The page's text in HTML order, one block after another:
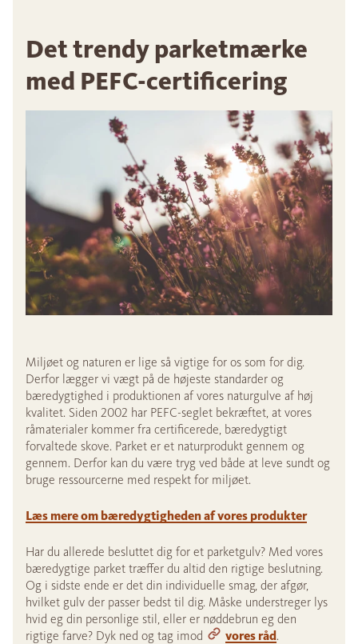
Det trendy parketmærke
med PEFC-certificering
Miljøet og naturen er lige så vigtige for os som for dig.
Derfor lægger vi vægt på de højeste standarder og
bæredygtighed i produktionen af vores naturgulve af høj
kvalitet. Siden 2002 har PEFC-seglet bekræftet, at vores
råmaterialer kommer fra certificerede, bæredygtigt
forvaltede skove. Parket er et naturprodukt gennem og
gennem. Derfor kan du være tryg ved både at leve sundt og
bruge ressourcerne med respekt for miljøet.
Læs mere om bæredygtigheden af vores produkter
Har du allerede besluttet dig for et parketgulv? Med vores
bæredygtige parket træffer du altid den rigtige beslutning.
Og i sidste ende er det din individuelle smag, der afgør,
hvilket gulv der passer bedst til dig. Måske understreger lys
hvid eg din personlige stil, eller er nøddebrun eg den
rigtige farve? Dyk ned og tag imod
vores råd.